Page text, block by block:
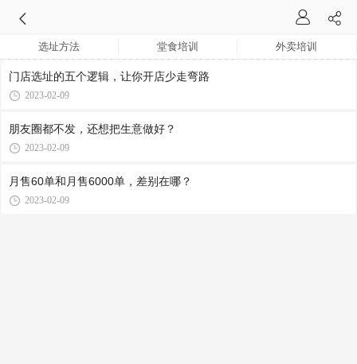
选址方法 堂食培训 外卖培训
门店选址的五个逻辑，让你开店少走弯路
2023-02-09
朋友圈都不发，还想把生意做好？
2023-02-09
月售60单和月售6000单，差别在哪？
2023-02-09